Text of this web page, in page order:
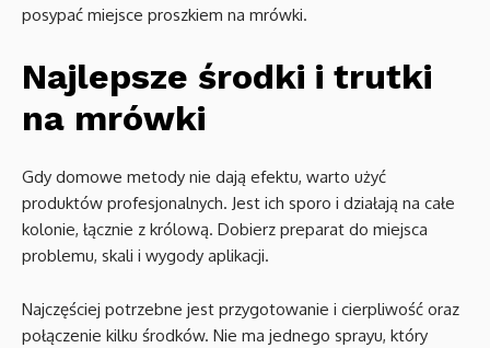
posypać miejsce proszkiem na mrówki.
Najlepsze środki i trutki
na mrówki
Gdy domowe metody nie dają efektu, warto użyć
produktów profesjonalnych. Jest ich sporo i działają na całe
kolonie, łącznie z królową. Dobierz preparat do miejsca
problemu, skali i wygody aplikacji.
Najczęściej potrzebne jest przygotowanie i cierpliwość oraz
połączenie kilku środków. Nie ma jednego sprayu, który